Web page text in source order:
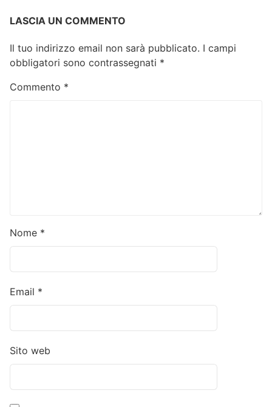
LASCIA UN COMMENTO
Il tuo indirizzo email non sarà pubblicato. I campi
obbligatori sono contrassegnati *
Commento *
Nome *
Email *
Sito web